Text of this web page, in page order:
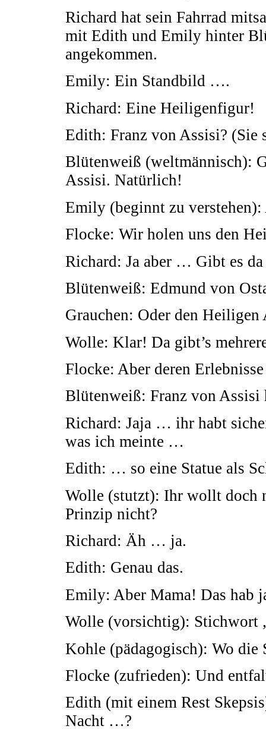
Richard hat sein Fahrrad
mit Edith und Emily hinter
angekommen.
Emily: Ein Standbild ….
Richard: Eine Heiligenfigur!
Edith: Franz von Assisi? (Sie
Blütenweiß (weltmännisch):
Assisi. Natürlich!
Emily (beginnt zu
Flocke: Wir holen uns den
Richard: Ja aber … Gibt es
Blütenweiß: Edmund von
Grauchen: Oder den
Wolle: Klar! Da gibt’s
Flocke: Aber deren
Blütenweiß: Franz von Assisi
Richard: Jaja … ihr habt
was ich meinte …
Edith: … so eine Statue als
Wolle (stutzt): Ihr wollt doch
Prinzip nicht?
Richard: Äh … ja.
Edith: Genau das.
Emily: Aber Mama! Das hab
Wolle (vorsichtig): Stichwort
Kohle (pädagogisch): Wo
Flocke (zufrieden): Und
Edith (mit einem Rest
Nacht …?